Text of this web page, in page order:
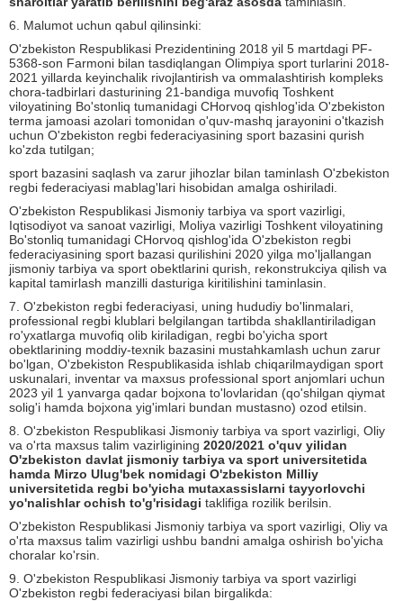
6. Malumot uchun qabul qilinsinki:
O'zbekiston Respublikasi Prezidentining 2018 yil 5 martdagi PF-
5368-son Farmoni bilan tasdiqlangan Olimpiya sport turlarini 2018-
2021 yillarda keyinchalik rivojlantirish va ommalashtirish kompleks
chora-tadbirlari dasturining 21-bandiga muvofiq Toshkent
viloyatining Bo'stonliq tumanidagi CHorvoq qishlog'ida O'zbekiston
terma jamoasi azolari tomonidan o'quv-mashq jarayonini o'tkazish
uchun O'zbekiston regbi federaciyasining sport bazasini qurish
ko'zda tutilgan;
sport bazasini saqlash va zarur jihozlar bilan taminlash O'zbekiston
regbi federaciyasi mablag'lari hisobidan amalga oshiriladi.
O'zbekiston Respublikasi Jismoniy tarbiya va sport vazirligi,
Iqtisodiyot va sanoat vazirligi, Moliya vazirligi Toshkent viloyatining
Bo'stonliq tumanidagi CHorvoq qishlog'ida O'zbekiston regbi
federaciyasining sport bazasi qurilishini 2020 yilga mo'ljallangan
jismoniy tarbiya va sport obektlarini qurish, rekonstrukciya qilish va
kapital tamirlash manzilli dasturiga kiritilishini taminlasin.
7. O'zbekiston regbi federaciyasi, uning hududiy bo'linmalari,
professional regbi klublari belgilangan tartibda shakllantiriladigan
ro'yxatlarga muvofiq olib kiriladigan, regbi bo'yicha sport
obektlarining moddiy-texnik bazasini mustahkamlash uchun zarur
bo'lgan, O'zbekiston Respublikasida ishlab chiqarilmaydigan sport
uskunalari, inventar va maxsus professional sport anjomlari uchun
2023 yil 1 yanvarga qadar bojxona to'lovlaridan (qo'shilgan qiymat
solig'i hamda bojxona yig'imlari bundan mustasno) ozod etilsin.
8. O'zbekiston Respublikasi Jismoniy tarbiya va sport vazirligi, Oliy
va o'rta maxsus talim vazirligining 2020/2021 o'quv yilidan
O'zbekiston davlat jismoniy tarbiya va sport universitetida
hamda Mirzo Ulug'bek nomidagi O'zbekiston Milliy
universitetida regbi bo'yicha mutaxassislarni tayyorlovchi
yo'nalishlar ochish to'g'risidagi taklifiga rozilik berilsin.
O'zbekiston Respublikasi Jismoniy tarbiya va sport vazirligi, Oliy va
o'rta maxsus talim vazirligi ushbu bandni amalga oshirish bo'yicha
choralar ko'rsin.
9. O'zbekiston Respublikasi Jismoniy tarbiya va sport vazirligi
O'zbekiston regbi federaciyasi bilan birgalikda: